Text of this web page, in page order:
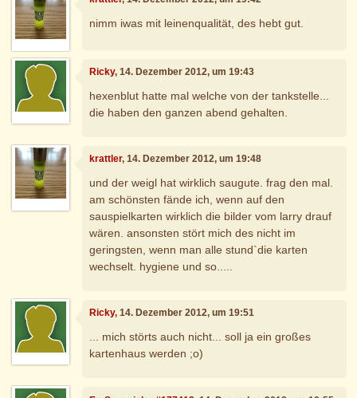
nimm iwas mit leinenqualität, des hebt gut.
Ricky, 14. Dezember 2012, um 19:43
hexenblut hatte mal welche von der tankstelle...
die haben den ganzen abend gehalten.
krattler, 14. Dezember 2012, um 19:48
und der weigl hat wirklich saugute. frag den mal.
am schönsten fände ich, wenn auf den
sauspielkarten wirklich die bilder vom larry drauf
wären. ansonsten stört mich des nicht im
geringsten, wenn man alle stund`die karten
wechselt. hygiene und so.....
Ricky, 14. Dezember 2012, um 19:51
... mich störts auch nicht... soll ja ein großes
kartenhaus werden ;o)